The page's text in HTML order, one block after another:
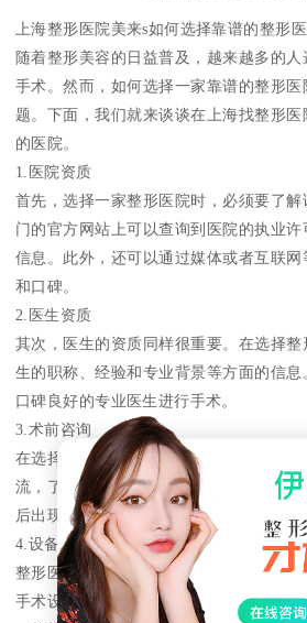
上海整形医院美来s如何选择靠谱的整形
随着整形美容的日益普及，越来越多的
手术。然而，如何选择一家靠谱的整形
题。下面，我们就来谈谈在上海找整形
的医院。
1.医院资质
首先，选择一家整形医院时，必须要了
门的官方网站上可以查询到医院的执业
信息。此外，还可以通过媒体或者互联
和口碑。
2.医生资质
其次，医生的资质同样很重要。在选择
生的职称、经验和专业背景等方面的信
口碑良好的专业医生进行手术。
3.术前咨询
在选择整形医院之前，建议提前到医院
流，了解手术的具体流程、风险和术后
后出现意外。
4.设备和环境
整形医院的设备和环境也是选择医院时
手术设备和舒适的治疗环境，可以提高手